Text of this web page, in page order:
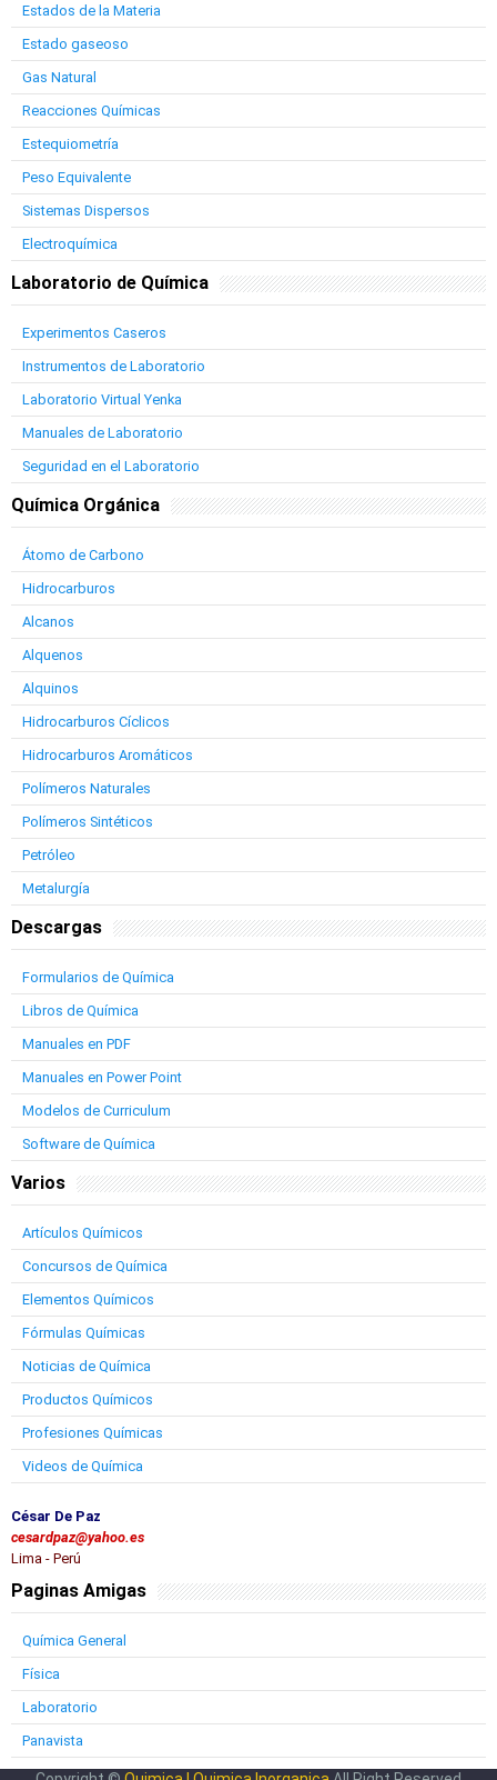
Estados de la Materia
Estado gaseoso
Gas Natural
Reacciones Químicas
Estequiometría
Peso Equivalente
Sistemas Dispersos
Electroquímica
Laboratorio de Química
Experimentos Caseros
Instrumentos de Laboratorio
Laboratorio Virtual Yenka
Manuales de Laboratorio
Seguridad en el Laboratorio
Química Orgánica
Átomo de Carbono
Hidrocarburos
Alcanos
Alquenos
Alquinos
Hidrocarburos Cíclicos
Hidrocarburos Aromáticos
Polímeros Naturales
Polímeros Sintéticos
Petróleo
Metalurgía
Descargas
Formularios de Química
Libros de Química
Manuales en PDF
Manuales en Power Point
Modelos de Curriculum
Software de Química
Varios
Artículos Químicos
Concursos de Química
Elementos Químicos
Fórmulas Químicas
Noticias de Química
Productos Químicos
Profesiones Químicas
Videos de Química
César De Paz
cesardpaz@yahoo.es
Lima - Perú
Paginas Amigas
Química General
Física
Laboratorio
Panavista